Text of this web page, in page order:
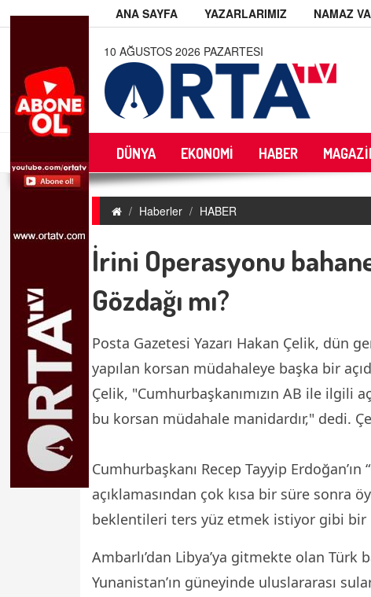
ANA SAYFA YAZARLARIMIZ NAMAZ
10 AĞUSTOS 2026 PAZARTESI
DÜNYA EKONOMİ HABER
Haberler HABER
İrini Operasyonu
Gözdağı mı?
Posta Gazetesi Yazarı Hakan Çelik, dün
yapılan korsan müdahaleye başka bir
Çelik, "Cumhurbaşkanımızın AB ile ilgili
bu korsan müdahale manidardır," dedi.
Cumhurbaşkanı Recep Tayyip
açıklamasından çok kısa bir süre sonra
beklentileri ters yüz etmek istiyor gibi
Ambarlı’dan Libya’ya gitmekte olan Türk
Yunanistan’ın güneyinde uluslararası